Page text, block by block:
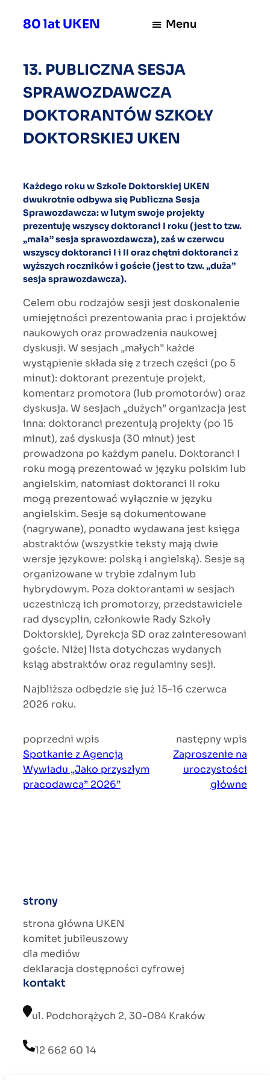
80 lat UKEN Menu
13. PUBLICZNA SESJA
SPRAWOZDAWCZA
DOKTORANTÓW SZKOŁY
DOKTORSKIEJ UKEN
Każdego roku w Szkole Doktorskiej UKEN
dwukrotnie odbywa się Publiczna Sesja
Sprawozdawcza: w lutym swoje projekty
prezentuję wszyscy doktoranci I roku (jest to tzw.
„mała” sesja sprawozdawcza), zaś w czerwcu
wszyscy doktoranci I i II oraz chętni doktoranci z
wyższych roczników i goście (jest to tzw. „duża”
sesja sprawozdawcza).
Celem obu rodzajów sesji jest doskonalenie
umiejętności prezentowania prac i projektów
naukowych oraz prowadzenia naukowej
dyskusji. W sesjach „małych” każde
wystąpienie składa się z trzech części (po 5
minut): doktorant prezentuje projekt,
komentarz promotora (lub promotorów) oraz
dyskusja. W sesjach „dużych” organizacja jest
inna: doktoranci prezentują projekty (po 15
minut), zaś dyskusja (30 minut) jest
prowadzona po każdym panelu. Doktoranci I
roku mogą prezentować w języku polskim lub
angielskim, natomiast doktoranci II roku
mogą prezentować wyłącznie w języku
angielskim. Sesje są dokumentowane
(nagrywane), ponadto wydawana jest księga
abstraktów (wszystkie teksty mają dwie
wersje językowe: polską i angielską). Sesje są
organizowane w trybie zdalnym lub
hybrydowym. Poza doktorantami w sesjach
uczestniczą ich promotorzy, przedstawiciele
rad dyscyplin, członkowie Rady Szkoły
Doktorskiej, Dyrekcja SD oraz zainteresowani
goście. Niżej lista dotychczas wydanych
ksiąg abstraktów oraz regulaminy sesji.
Najbliższa odbędzie się już 15–16 czerwca
2026 roku.
poprzedni wpis
Spotkanie z Agencją
Wywiadu „Jako przyszłym
pracodawcą” 2026”
następny wpis
Zaproszenie na
uroczystości
główne
strony
strona główna UKEN
komitet jubileuszowy
dla mediów
deklaracja dostępności cyfrowej
kontakt
ul. Podchorążych 2, 30-084 Kraków
12 662 60 14